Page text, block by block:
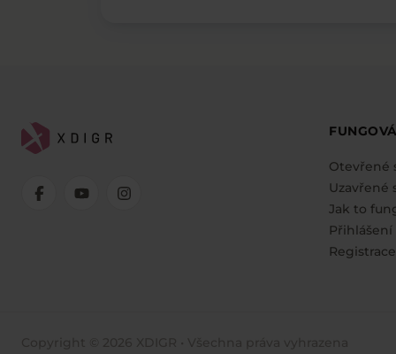
Otevřené
Uzavřené
Jak to
Přihlášení
Registrace